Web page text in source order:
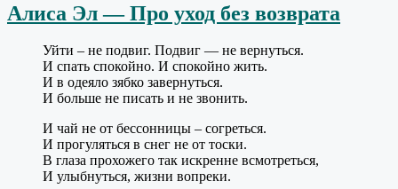
Алиса Эл — Про уход без возврата
Уйти – не подвиг. Подвиг — не вернуться.
И спать спокойно. И спокойно жить.
И в одеяло зябко завернуться.
И больше не писать и не звонить.
И чай не от бессонницы – согреться.
И прогуляться в снег не от тоски.
В глаза прохожего так искренне всмотреться,
И улыбнуться, жизни вопреки.